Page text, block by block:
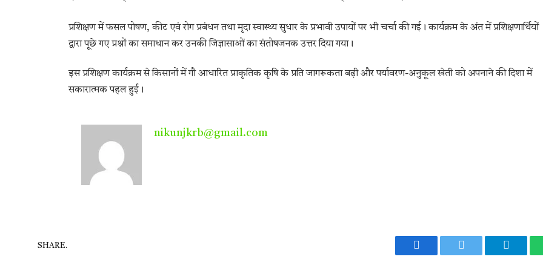
प्रशिक्षण में फसल पोषण, कीट एवं रोग प्रबंधन तथा मृदा स्वास्थ्य सुधार के प्रभावी उपायों पर भी चर्चा की गई। कार्यक्रम के अंत में प्रशिक्षणार्थियों
द्वारा पूछे गए प्रश्नों का समाधान कर उनकी जिज्ञासाओं का संतोषजनक उत्तर दिया गया।
इस प्रशिक्षण कार्यक्रम से किसानों में गौ आधारित प्राकृतिक कृषि के प्रति जागरूकता बढ़ी और पर्यावरण-अनुकूल खेती को अपनाने की दिशा में
सकारात्मक पहल हुई।
nikunjkrb@gmail.com
SHARE.
FacebookTwitter